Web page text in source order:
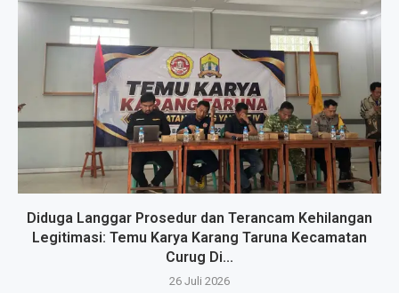
Diduga Langgar Prosedur dan Terancam Kehilangan
Legitimasi: Temu Karya Karang Taruna Kecamatan
Curug Di...
26 Juli 2026